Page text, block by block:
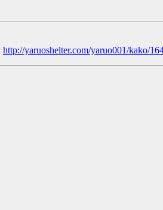
http://yaruoshelter.com/yaruo001/kako/